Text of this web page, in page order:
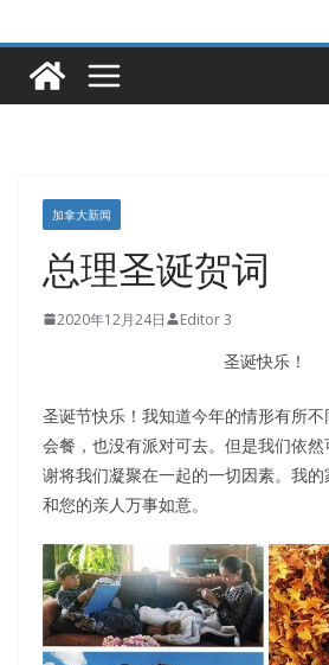
加拿大新闻
总理圣诞贺词
2020年12月24日 Editor 3
圣诞快乐！
圣诞节快乐！我知道今年的情形有所
会餐，也没有派对可去。但是我们依
谢将我们凝聚在一起的一切因素。我
和您的亲人万事如意。